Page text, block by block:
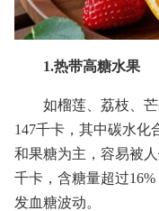
1.热带高糖水果
如榴莲、荔枝、
147千卡，其中碳水化
和果糖为主，容易被
千卡，含糖量超过
发血糖波动。